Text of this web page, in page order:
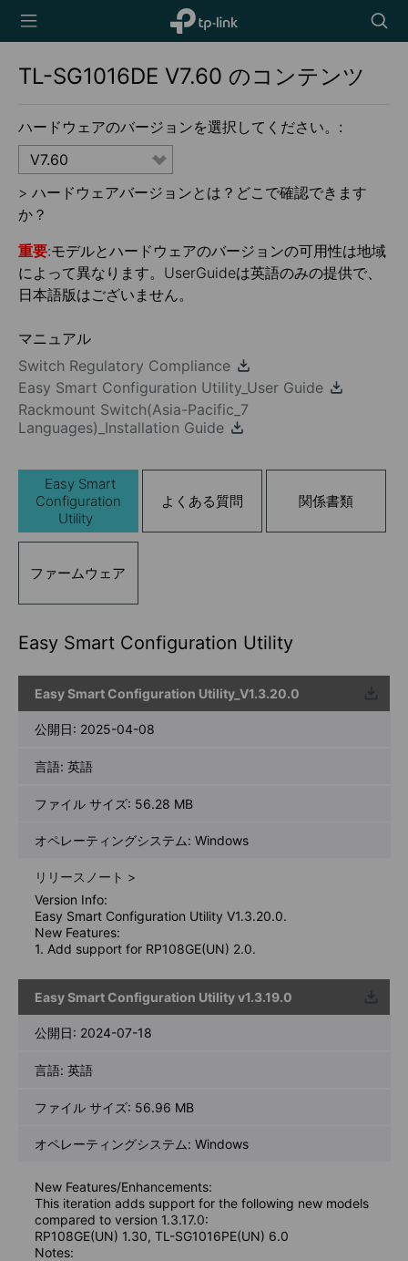
TP-Link,
Reliably
icon
TL-SG1016DE V7.60 のコンテンツ
ハードウェアのバージョンを選択してください。:
V7.60
> ハードウェアバージョンとは？どこで確認できます
か？
重要:モデルとハードウェアのバージョンの可用性は地域
によって異なります。UserGuideは英語のみの提供で、
日本語版はございません。
マニュアル
Switch Regulatory Compliance
Easy Smart Configuration Utility_User Guide
Rackmount Switch(Asia-Pacific_7
Languages)_Installation Guide
Easy Smart
Configuration
Utility
よくある質問 関係書類
ファームウェア
Easy Smart Configuration Utility
Easy Smart Configuration Utility_V1.3.20.0
ウンロ
ード
公開日: 2025-04-08
言語: 英語
ファイル サイズ: 56.28 MB
オペレーティングシステム: Windows
リリースノート >
Version Info:
Easy Smart Configuration Utility V1.3.20.0.
New Features:
1. Add support for RP108GE(UN) 2.0.
Easy Smart Configuration Utility v1.3.19.0
ウンロ
ード
公開日: 2024-07-18
言語: 英語
ファイル サイズ: 56.96 MB
オペレーティングシステム: Windows
New Features/Enhancements:
This iteration adds support for the following new models
compared to version 1.3.17.0:
RP108GE(UN) 1.30, TL-SG1016PE(UN) 6.0
Notes: